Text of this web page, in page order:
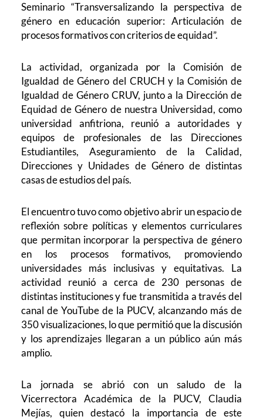
Seminario “Transversalizando la perspectiva de
género en educación superior: Articulación de
procesos formativos con criterios de equidad”.
La actividad, organizada por la Comisión de
Igualdad de Género del CRUCH y la Comisión de
Igualdad de Género CRUV, junto a la Dirección de
Equidad de Género de nuestra Universidad, como
universidad anfitriona, reunió a autoridades y
equipos de profesionales de las Direcciones
Estudiantiles, Aseguramiento de la Calidad,
Direcciones y Unidades de Género de distintas
casas de estudios del país.
El encuentro tuvo como objetivo abrir un espacio de
reflexión sobre políticas y elementos curriculares
que permitan incorporar la perspectiva de género
en los procesos formativos, promoviendo
universidades más inclusivas y equitativas. La
actividad reunió a cerca de 230 personas de
distintas instituciones y fue transmitida a través del
canal de YouTube de la PUCV, alcanzando más de
350 visualizaciones, lo que permitió que la discusión
y los aprendizajes llegaran a un público aún más
amplio.
La jornada se abrió con un saludo de la
Vicerrectora Académica de la PUCV, Claudia
Mejías, quien destacó la importancia de este